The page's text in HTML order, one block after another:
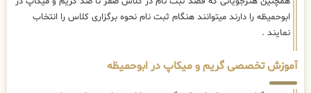
ابوحمیظه را دارند میتوانند هنگام ثبت نام نحوه برگزاری کلاس را انتخاب
نمایند .
آموزش تخصصی گریم و میکاپ در ابوحمیظه